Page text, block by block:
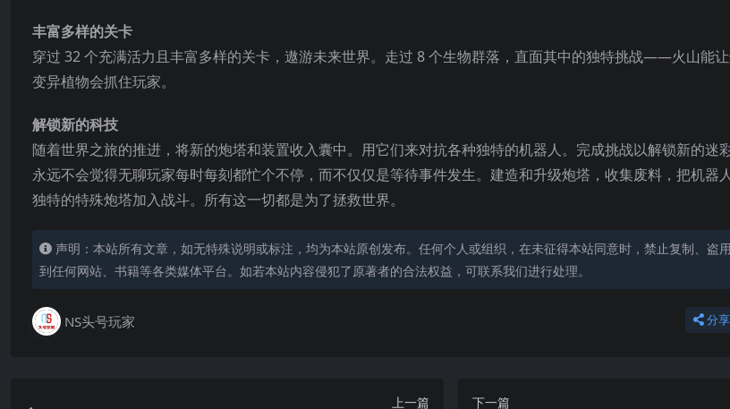
丰富多样的关卡
穿过 32 个充满活力且丰富多样的关卡，遨游未来世界。走过 8 个生物群落，直面其中的独特挑战——火山能
变异植物会抓住玩家。
解锁新的科技
随着世界之旅的推进，将新的炮塔和装置收入囊中。用它们来对抗各种独特的机器人。完成挑战以解锁新的迷彩
永远不会觉得无聊玩家每时每刻都忙个不停，而不仅仅是等待事件发生。建造和升级炮塔，收集废料，把机器
独特的特殊炮塔加入战斗。所有这一切都是为了拯救世界。
声明：本站所有文章，如无特殊说明或标注，均为本站原创发布。任何个人或组织，在未征得本站同意时，禁止复制、盗
到任何网站、书籍等各类媒体平台。如若本站内容侵犯了原著者的合法权益，可联系我们进行处理。
NS头号玩家 分享
上一篇 下一篇